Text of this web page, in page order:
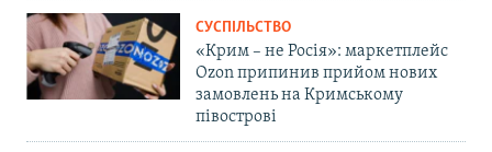
СУСПІЛЬСТВО
«Крим – не Росія»: маркетплейс
Ozon припинив прийом нових
замовлень на Кримському
півострові